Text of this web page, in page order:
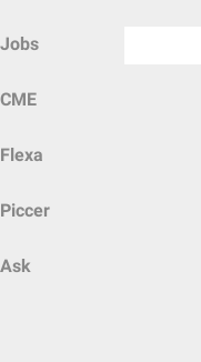
Jobs
CME
Flexa
Piccer
Ask